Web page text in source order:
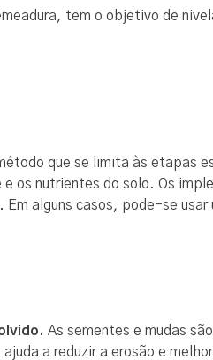
tem o objetivo de
que se limita às
os nutrientes do solo. Os
alguns casos, pode-se usar
. As sementes e mudas
a reduzir a erosão e